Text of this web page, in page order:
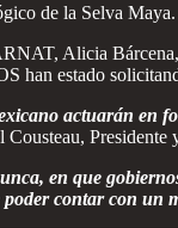
de la Selva Maya.
Alicia
han estado
actuarán en
Cousteau,
en que
contar con un